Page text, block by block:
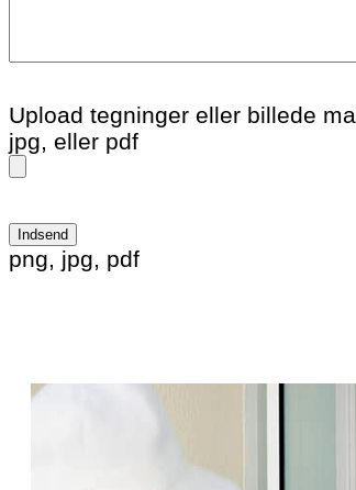
Upload tegninger eller billede
jpg, eller pdf
Please leave this field empty.
png, jpg, pdf